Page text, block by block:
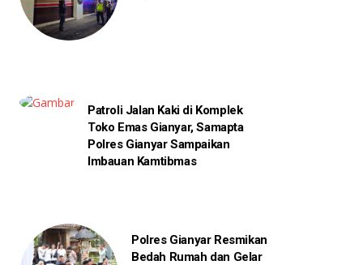
Patroli Jalan Kaki di Komplek
Toko Emas Gianyar, Samapta
Polres Gianyar Sampaikan
Imbauan Kamtibmas
Polres Gianyar Resmikan
Bedah Rumah dan Gelar